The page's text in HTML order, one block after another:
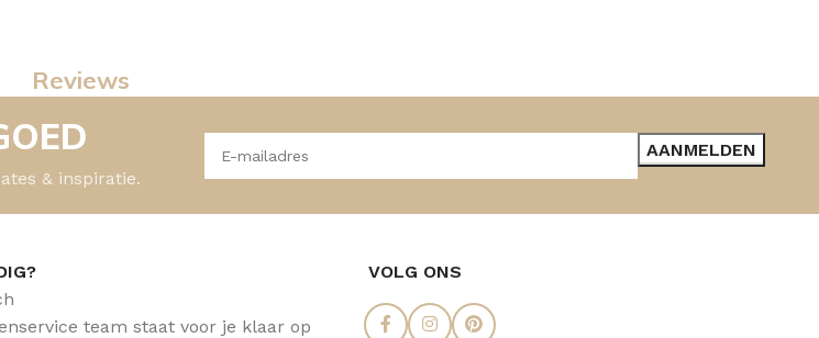
Reviews
& inspiratie.
team staat voor je klaar op
VOLG ONS